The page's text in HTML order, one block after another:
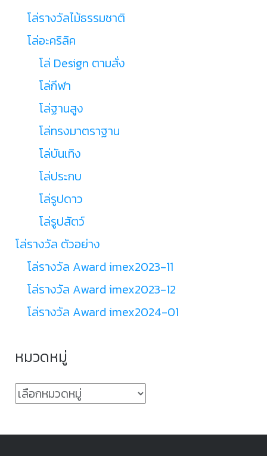
โล่รางวัลไม้ธรรมชาติ
โล่อะคริลิค
โล่ Design ตามสั่ง
โล่กีฬา
โล่ฐานสูง
โล่ทรงมาตราฐาน
โล่บันเทิง
โล่ประกบ
โล่รูปดาว
โล่รูปสัตว์
โล่รางวัล ตัวอย่าง
โล่รางวัล Award imex2023-11
โล่รางวัล Award imex2023-12
โล่รางวัล Award imex2024-01
หมวดหมู่
หมวด